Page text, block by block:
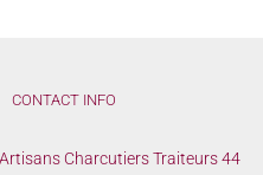
CONTACT INFO
Charcutiers Traiteurs 44